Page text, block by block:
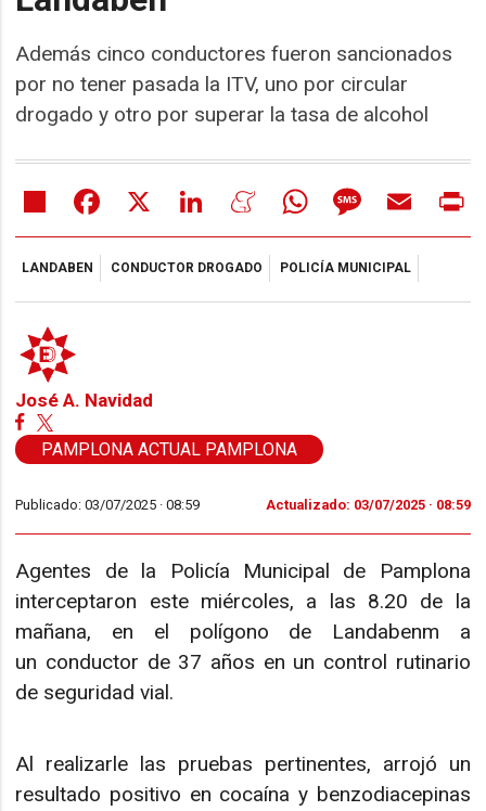
Además cinco conductores fueron sancionados
por no tener pasada la ITV, uno por circular
drogado y otro por superar la tasa de alcohol
Share Facebook LinkedIn MeneameWhatsAppMessageEmail
LANDABEN CONDUCTOR DROGADO POLICÍA MUNICIPAL
José A. Navidad
PAMPLONA ACTUAL PAMPLONA
Publicado: 03/07/2025 ·08:59 Actualizado: 03/07/2025 · 08:59
Agentes de la Policía Municipal de Pamplona
interceptaron este miércoles, a las 8.20 de la
mañana, en el polígono de Landabenm a
un conductor de 37 años en un control rutinario
de seguridad vial.
Al realizarle las pruebas pertinentes, arrojó un
resultado positivo en cocaína y benzodiacepinas